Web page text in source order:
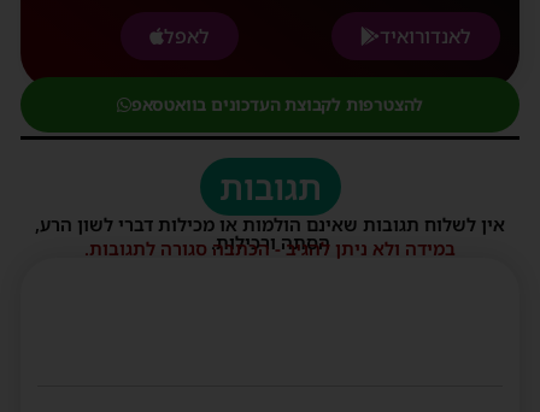
לאנדורואיד
לאפל
להצטרפות לקבוצת העדכונים בוואטסאפ
תגובות
אין לשלוח תגובות שאינם הולמות או מכילות דברי לשון הרע,
הסתה ורכילות.
במידה ולא ניתן להגיב - הכתבה סגורה לתגובות.